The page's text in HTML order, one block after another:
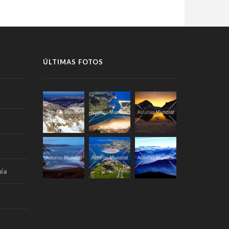
ÚLTIMAS FOTOS